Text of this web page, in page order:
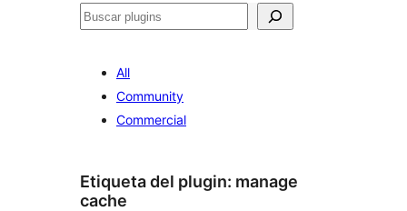
Buscar
All
Community
Commercial
Etiqueta del plugin: manage
cache